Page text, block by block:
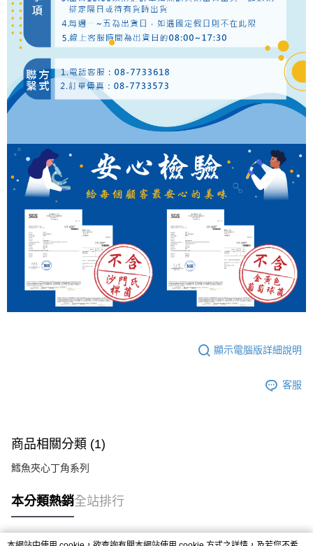
顯示電腦版詳細說明
客服
商品相關分類 (1)
鱈魚夾心丁角系列
本分類熱銷全站排行